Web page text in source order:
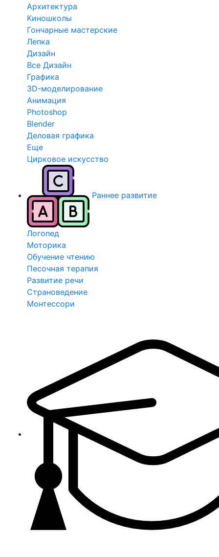
Архитектура
Киношколы
Гончарные мастерские
Лепка
Дизайн
Все Дизайн
Графика
3D-моделирование
Анимация
Photoshop
Blender
Деловая графика
Еще
Цирковое искусство
Раннее развитие
Логопед
Моторика
Обучение чтению
Песочная терапия
Развитие речи
Страноведение
Монтессори